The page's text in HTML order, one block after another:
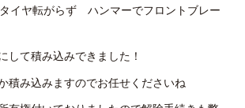
イヤ転がらず ハンマーでフロントブレー
して積み込みできました！
積み込みますのでお任せくださいね